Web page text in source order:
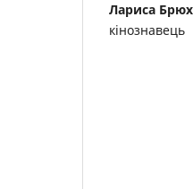
Лариса
кінознавець